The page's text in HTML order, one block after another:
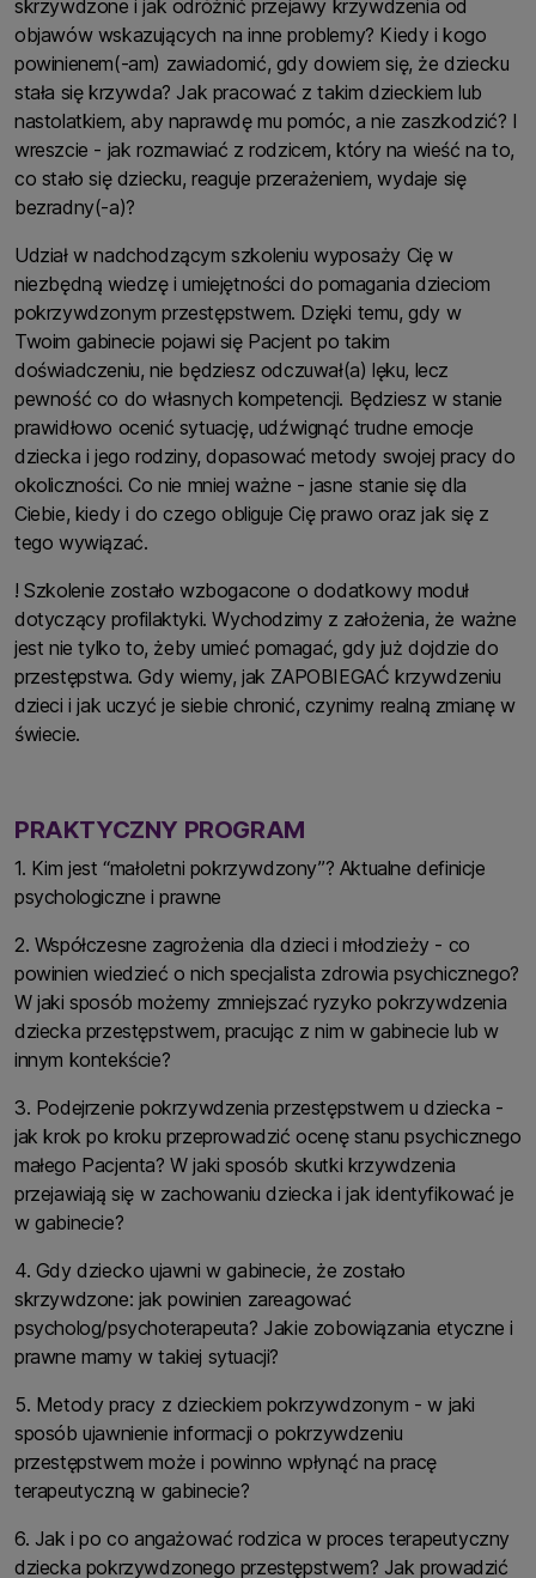
skrzywdzone i jak odróżnić przejawy krzywdzenia od
objawów wskazujących na inne problemy? Kiedy i kogo
powinienem(-am) zawiadomić, gdy dowiem się, że dziecku
stała się krzywda? Jak pracować z takim dzieckiem lub
nastolatkiem, aby naprawdę mu pomóc, a nie zaszkodzić? I
wreszcie - jak rozmawiać z rodzicem, który na wieść na to,
co stało się dziecku, reaguje przerażeniem, wydaje się
bezradny(-a)?
Udział w nadchodzącym szkoleniu wyposaży Cię w
niezbędną wiedzę i umiejętności do pomagania dzieciom
pokrzywdzonym przestępstwem. Dzięki temu, gdy w
Twoim gabinecie pojawi się Pacjent po takim
doświadczeniu, nie będziesz odczuwał(a) lęku, lecz
pewność co do własnych kompetencji. Będziesz w stanie
prawidłowo ocenić sytuację, udźwignąć trudne emocje
dziecka i jego rodziny, dopasować metody swojej pracy do
okoliczności. Co nie mniej ważne - jasne stanie się dla
Ciebie, kiedy i do czego obliguje Cię prawo oraz jak się z
tego wywiązać.
! Szkolenie zostało wzbogacone o dodatkowy moduł
dotyczący profilaktyki. Wychodzimy z założenia, że ważne
jest nie tylko to, żeby umieć pomagać, gdy już dojdzie do
przestępstwa. Gdy wiemy, jak ZAPOBIEGAĆ krzywdzeniu
dzieci i jak uczyć je siebie chronić, czynimy realną zmianę w
świecie.
PRAKTYCZNY PROGRAM
1. Kim jest “małoletni pokrzywdzony”? Aktualne definicje
psychologiczne i prawne
2. Współczesne zagrożenia dla dzieci i młodzieży - co
powinien wiedzieć o nich specjalista zdrowia psychicznego?
W jaki sposób możemy zmniejszać ryzyko pokrzywdzenia
dziecka przestępstwem, pracując z nim w gabinecie lub w
innym kontekście?
3. Podejrzenie pokrzywdzenia przestępstwem u dziecka -
jak krok po kroku przeprowadzić ocenę stanu psychicznego
małego Pacjenta? W jaki sposób skutki krzywdzenia
przejawiają się w zachowaniu dziecka i jak identyfikować je
w gabinecie?
4. Gdy dziecko ujawni w gabinecie, że zostało
skrzywdzone: jak powinien zareagować
psycholog/psychoterapeuta? Jakie zobowiązania etyczne i
prawne mamy w takiej sytuacji?
5. Metody pracy z dzieckiem pokrzywdzonym - w jaki
sposób ujawnienie informacji o pokrzywdzeniu
przestępstwem może i powinno wpłynąć na pracę
terapeutyczną w gabinecie?
6. Jak i po co angażować rodzica w proces terapeutyczny
dziecka pokrzywdzonego przestępstwem? Jak prowadzić